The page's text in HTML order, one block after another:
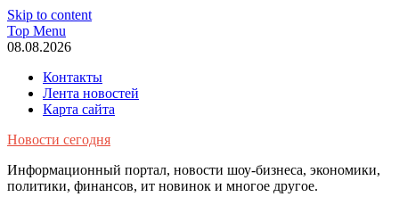
Skip to content
Top Menu
08.08.2026
Контакты
Лента новостей
Карта сайта
Новости сегодня
Информационный портал, новости шоу-бизнеса, экономики,
политики, финансов, ит новинок и многое другое.